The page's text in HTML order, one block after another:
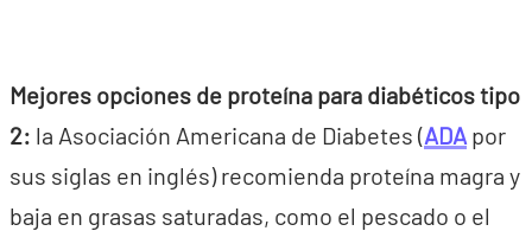
Mejores opciones de proteína para diabéticos tipo
2: la Asociación Americana de Diabetes (ADA por
sus siglas en inglés) recomienda proteína magra y
baja en grasas saturadas, como el pescado o el